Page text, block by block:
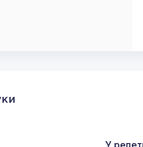
У